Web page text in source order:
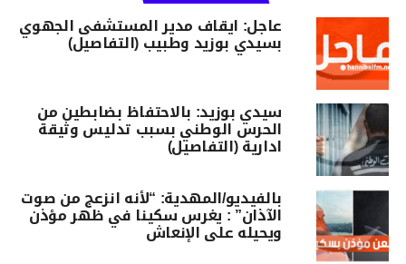
عاجل: ايقاف مدير المستشفى الجهوي
بسيدي بوزيد وطبيب (التفاصيل)
سيدي بوزيد: بالاحتفاظ بضابطين من
الحرس الوطني بسبب تدليس وثيقة
ادارية (التفاصيل)
بالفيديو/المهدية: “لأنه انزعج من صوت
الآذان” : يغرس سكينا في ظهر مؤذن
ويحيله على الإنعاش